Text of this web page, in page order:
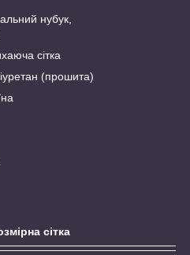
нубук,
сітка
(прошита)
сітка